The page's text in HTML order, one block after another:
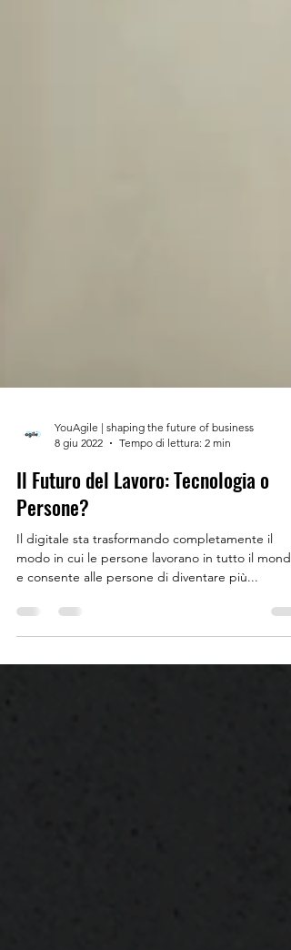
8 giu 2022
Tempo di lettura: 2 min
Il Futuro del Lavoro: Tecnologia o
Persone?
Il digitale sta trasformando completamente il
e consente alle persone di diventare più...